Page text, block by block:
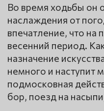
Во время ходьбы он
наслаждения от
впечатление, что на
весенний период.
назначение
немного и наступит
подмосковная
бор, поезд на